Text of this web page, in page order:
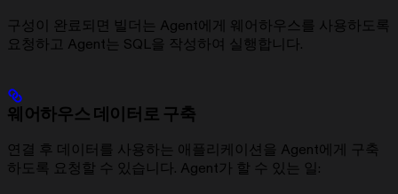
구성이 완료되면 빌더는 Agent에게 웨어하우스를 사용하도록
요청하고 Agent는 SQL을 작성하여 실행합니다.
웨어하우스 데이터로 구축
연결 후 데이터를 사용하는 애플리케이션을 Agent에게 구축
하도록 요청할 수 있습니다. Agent가 할 수 있는 일: